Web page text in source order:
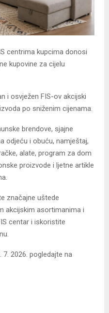
centrima kupcima donosi
kupovine za cijelu
i osvježen FIS-ov akcijski
po sniženim cijenama.
brendove, sjajne
odjeću i obuću, namještaj,
alate, program za dom
proizvode i ljetne artikle
značajne uštede
akcijskim asortimanima i
centar i iskoristite
2026. pogledajte na